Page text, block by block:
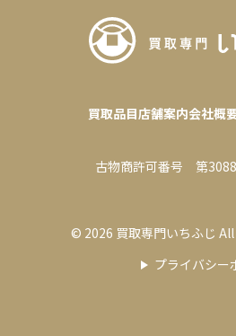
買取品目店舗案内会社概
古物商許可番号 第
© 2026 買取専門いちふじ
プライバシー